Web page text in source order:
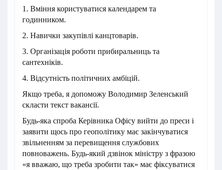
1. Вміння користуватися календарем та
годинником.
2. Навички закупівлі канцтоварів.
3. Організація роботи прибиральниць та
сантехніків.
4. Відсутність політичних амбіцій.
Якщо треба, я допоможу Володимир Зеленський
скласти текст вакансії.
Будь-яка спроба Керівника Офісу вийти до преси і
заявити щось про геополітику має закінчуватися
звільненням за перевищення службових
повноважень. Будь-який дзвінок міністру з фразою
«я вважаю, що треба зробити так» має фіксуватися